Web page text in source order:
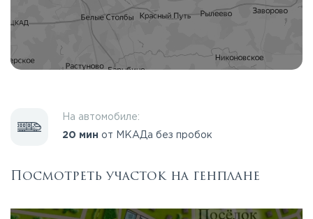
На автомобиле:
20 мин от МКАДа без пробок
Посмотреть участок на генплане